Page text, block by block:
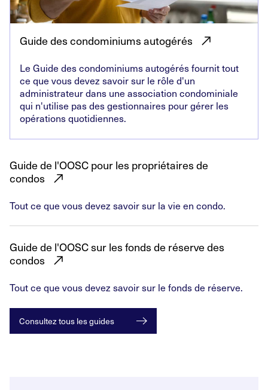
Guide des condominiums autogérés
Le Guide des condominiums autogérés fournit tout
ce que vous devez savoir sur le rôle d'un
administrateur dans une association condominiale
qui n'utilise pas des gestionnaires pour gérer les
opérations quotidiennes.
Guide de l'OOSC pour les propriétaires de
condos
Tout ce que vous devez savoir sur la vie en condo.
Guide de l'OOSC sur les fonds de réserve des
condos
Tout ce que vous devez savoir sur le fonds de réserve.
Consultez tous les guides